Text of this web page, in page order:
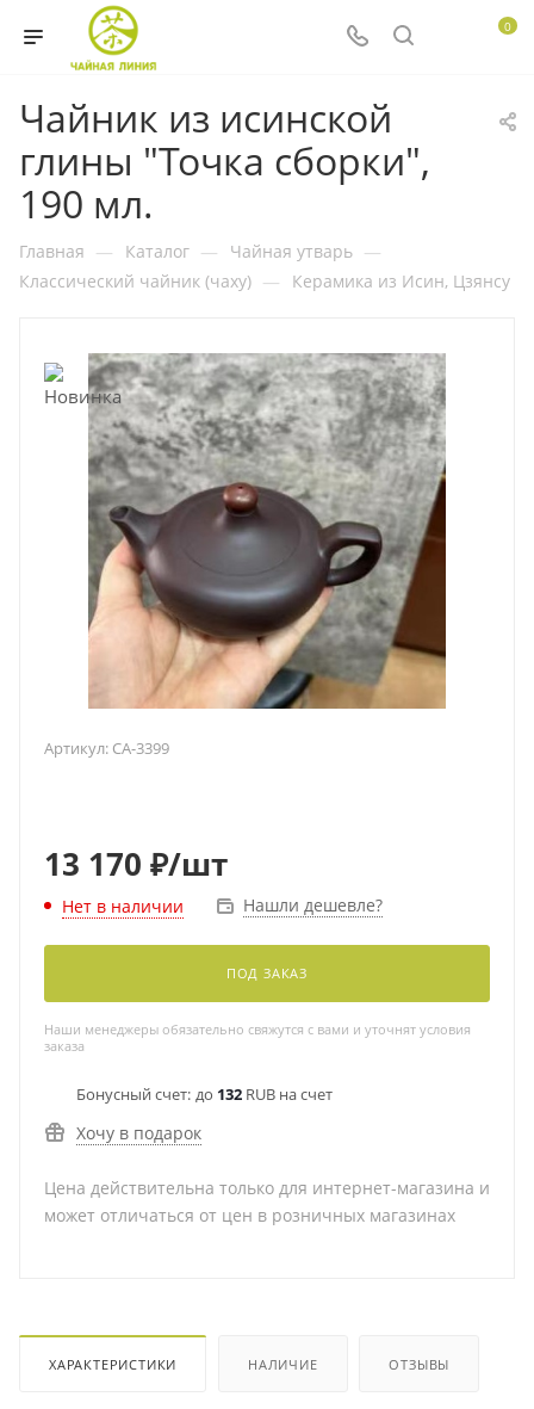
0
Чайник из исинской
глины "Точка сборки",
190 мл.
Главная — Каталог — Чайная утварь —
Классический чайник (чаху) — Керамика из Исин, Цзянсу
Артикул: CA-3399
13 170 ₽/шт
Нет в наличии Нашли дешевле?
ПОД ЗАКАЗ
Наши менеджеры обязательно свяжутся с вами и уточнят условия
заказа
Бонусный счет: до 132 RUB на счет
Хочу в подарок
Цена действительна только для интернет-магазина и
может отличаться от цен в розничных магазинах
ХАРАКТЕРИСТИКИ НАЛИЧИЕ ОТЗЫВЫ